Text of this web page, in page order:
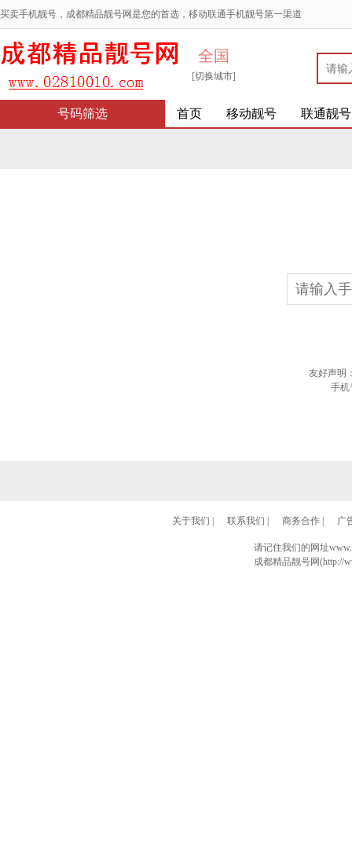
买卖手机靓号，成都精品靓号网是您的首选，移动联通手机靓号第一渠道
全国
[切换城市]
号码筛选 首页 移动靓号 联通靓号
友好声明
手机
关于我们 联系我们 商务合作| 广
请记住我们的网址
成都精品靓号网(http://